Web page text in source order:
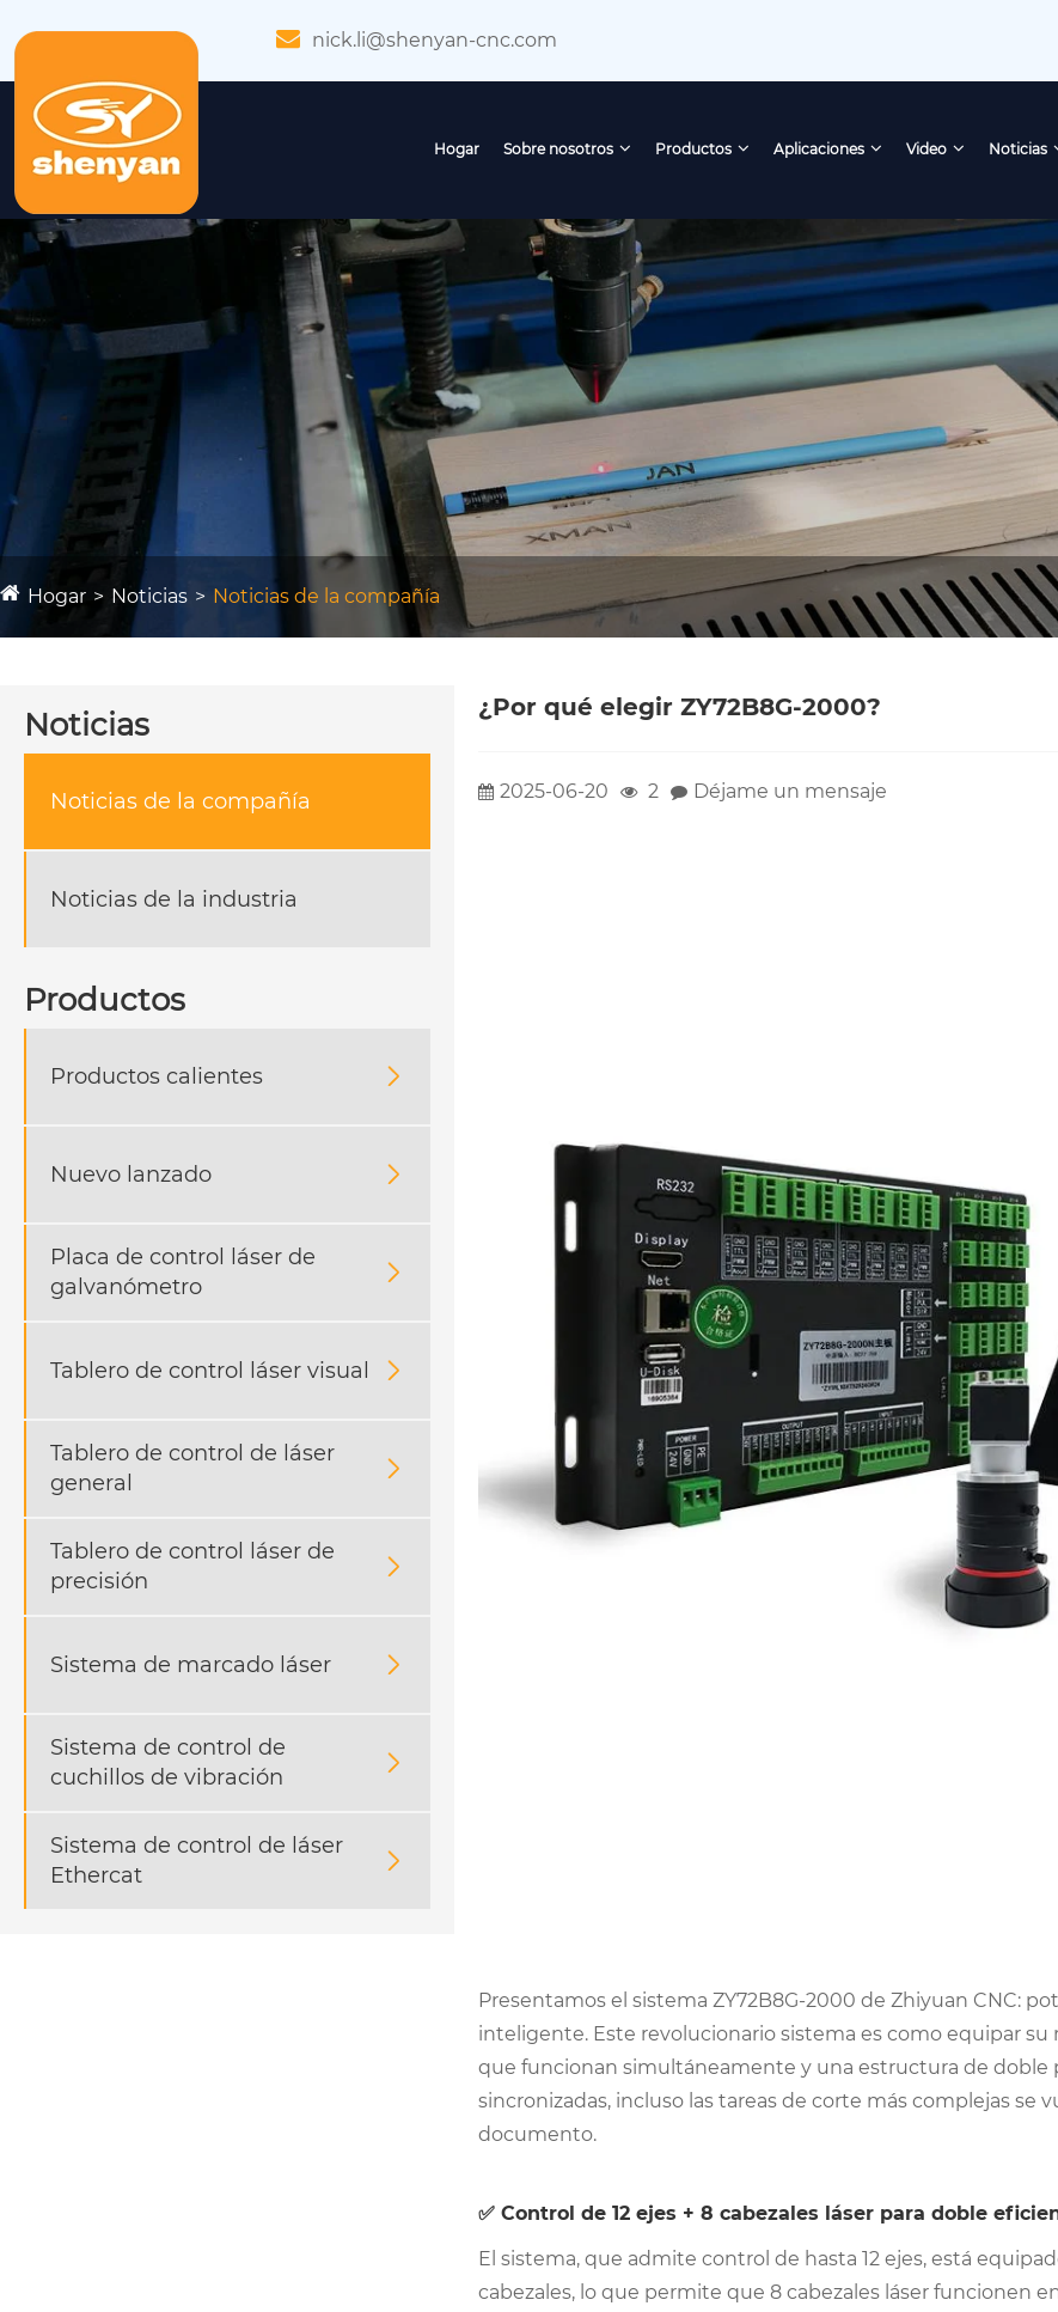
nick.li@shenyan-cnc.com
Hogar Sobre nosotros Productos Aplicaciones Video Noticias
Hogar Noticias Noticias de la compañía
Noticias
Noticias de la compañía
Noticias de la industria
Productos
Productos calientes 
Nuevo lanzado 
Placa de control láser de
galvanómetro

Tablero de control láser visual 
Tablero de control de láser
general

Tablero de control láser de
precisión

Sistema de marcado láser 
Sistema de control de
cuchillos de vibración

Sistema de control de láser
Ethercat

¿Por qué elegir ZY72B8G-2000?
2025-06-20 2 Déjame un mensaje
Presentamos el sistema ZY72B8G-2000 de Zhiyuan CNC:
inteligente. Este revolucionario sistema es como equipar su
que funcionan simultáneamente y una estructura de
sincronizadas, incluso las tareas de corte más complejas
documento.
✅ Control de 12 ejes + 8 cabezales láser para doble
El sistema, que admite control de hasta 12 ejes, está
cabezales, lo que permite que 8 cabezales láser funcionen